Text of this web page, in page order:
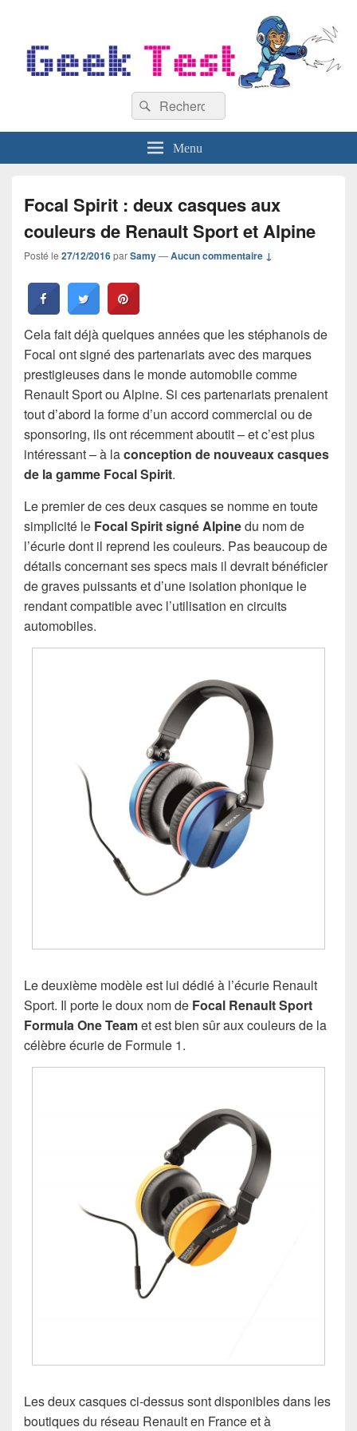
Recherche :
Rechercher
Menu
Focal Spirit : deux casques aux
couleurs de Renault Sport et Alpine
Posté le 27/12/2016parSamy—Aucun commentaire ↓
Cela fait déjà quelques années que les stéphanois de
Focal ont signé des partenariats avec des marques
prestigieuses dans le monde automobile comme
Renault Sport ou Alpine. Si ces partenariats prenaient
tout d’abord la forme d’un accord commercial ou de
sponsoring, ils ont récemment aboutit – et c’est plus
intéressant – à laconception de nouveaux casques
de la gamme Focal Spirit.
Le premier de ces deux casques se nomme en toute
simplicité le Focal Spirit signé Alpinedu nom de
l’écurie dont il reprend les couleurs. Pas beaucoup de
détails concernant ses specs mais il devrait bénéficier
de graves puissants et d’une isolation phonique le
rendant compatible avec l’utilisation en circuits
automobiles.
Le deuxième modèle est lui dédié à l’écurie Renault
Sport. Il porte le doux nom de Focal Renault Sport
Formula One Teamet est bien sûr aux couleurs de la
célèbre écurie de Formule 1.
Les deux casques ci-dessus sont disponibles dans les
boutiques du réseau Renault en France et à